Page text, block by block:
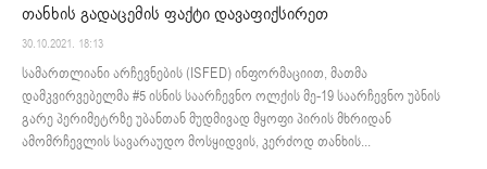
თანხის გადაცემის ფაქტი დავაფიქსირეთ
30.10.2021. 18:13
სამართლიანი არჩევნების (ISFED) ინფორმაციით, მათმა
დამკვირვებელმა #5 ისნის საარჩევნო ოლქის მე-19 საარჩევნო უბნის
გარე პერიმეტრზე უბანთან მუდმივად მყოფი პირის მხრიდან
ამომრჩევლის სავარაუდო მოსყიდვის, კერძოდ თანხის...